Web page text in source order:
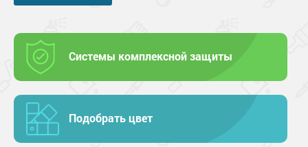
Системы комплексной защиты
Подобрать цвет